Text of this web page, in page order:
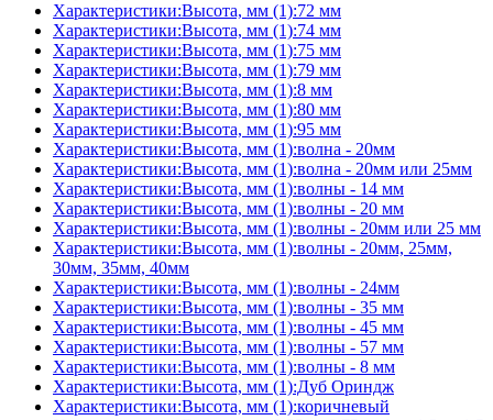
Характеристики:Высота, мм (1):72 мм
Характеристики:Высота, мм (1):74 мм
Характеристики:Высота, мм (1):75 мм
Характеристики:Высота, мм (1):79 мм
Характеристики:Высота, мм (1):8 мм
Характеристики:Высота, мм (1):80 мм
Характеристики:Высота, мм (1):95 мм
Характеристики:Высота, мм (1):волна - 20мм
Характеристики:Высота, мм (1):волна - 20мм или 25мм
Характеристики:Высота, мм (1):волны - 14 мм
Характеристики:Высота, мм (1):волны - 20 мм
Характеристики:Высота, мм (1):волны - 20мм или 25 мм
Характеристики:Высота, мм (1):волны - 20мм, 25мм,
30мм, 35мм, 40мм
Характеристики:Высота, мм (1):волны - 24мм
Характеристики:Высота, мм (1):волны - 35 мм
Характеристики:Высота, мм (1):волны - 45 мм
Характеристики:Высота, мм (1):волны - 57 мм
Характеристики:Высота, мм (1):волны - 8 мм
Характеристики:Высота, мм (1):Дуб Ориндж
Характеристики:Высота, мм (1):коричневый